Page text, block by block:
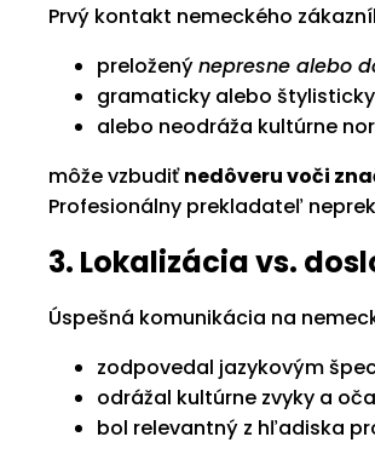
Prvý kontakt nemeckého
preloženýnepresne alebo
gramaticky alebo
alebo neodráža kultúrne
môže vzbudiťnedôveru voči
Profesionálny prekladateľ
3. Lokalizácia vs.
Úspešná komunikácia na
zodpovedal jazykovým
odrážal kultúrne zvyky a
bol relevantný z hľadiska